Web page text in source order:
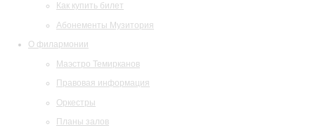
Как купить билет
Абонементы Музитория
О филармонии
Маэстро Темирканов
Правовая информация
Оркестры
Планы залов